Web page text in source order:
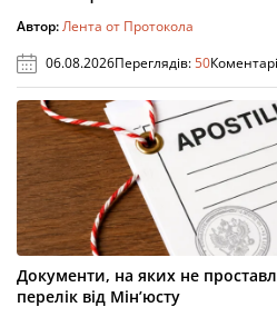
Автор:Лента от Протокола
06.08.2026Переглядів:50
Документи, на яких не
перелік від Мін’юсту